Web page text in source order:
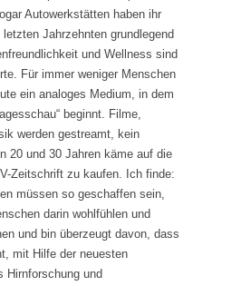
Autowerkstätten haben ihr
Jahrzehnten grundlegend
und Wellness sind
Für immer weniger Menschen
ein analoges Medium, in dem
beginnt. Filme,
werden gestreamt, kein
20 und 30 Jahren käme auf die
Zeitschrift zu kaufen. Ich finde:
müssen so geschaffen sein,
darin wohlfühlen und
und bin überzeugt davon, dass
mit Hilfe der neuesten
Hirnforschung und